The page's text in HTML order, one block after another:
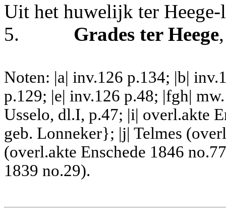
Uit het huwelijk ter
5.
Grades ter Heege
Noten: |a| inv.126 p.134; |b|
p.129; |e| inv.126 p.48; |fgh|
Usselo, dl.I, p.47; |i| overl.akte
geb. Lonneker}; |j| Telmes
(overl.akte Enschede 1846
1839 no.29).